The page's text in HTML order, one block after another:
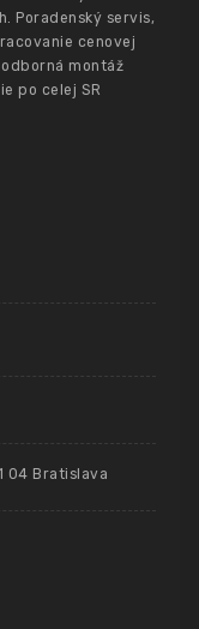
Poradenský servis,
cenovej
montáž
po celej SR
04 Bratislava